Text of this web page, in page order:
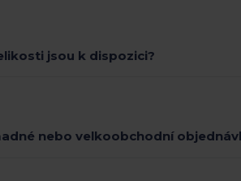
jsou k dispozici?
nebo velkoobchodní